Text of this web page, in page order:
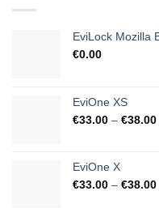
EviLock Mozilla
€0.00
EviOne XS
€33.00 – €38.00
EviOne X
€33.00 – €38.00